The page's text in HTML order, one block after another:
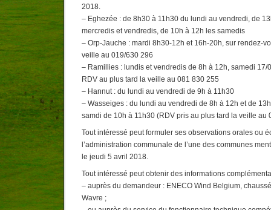
2018.
– Eghezée : de 8h30 à 11h30 du lundi au vendredi, de
mercredis et vendredis, de 10h à 12h les samedis
– Orp-Jauche : mardi 8h30-12h et 16h-20h, sur rendez-
veille au 019/630 296
– Ramillies : lundis et vendredis de 8h à 12h, samedi 17/
RDV au plus tard la veille au 081 830 255
– Hannut : du lundi au vendredi de 9h à 11h30
– Wasseiges : du lundi au vendredi de 8h à 12h et de
samdi de 10h à 11h30 (RDV pris au plus tard la veille au
Tout intéressé peut formuler ses observations orales ou
l’administration communale de l’une des communes
le jeudi 5 avril 2018.
Tout intéressé peut obtenir des informations
– auprès du demandeur : ENECO Wind Belgium,
Wavre ;